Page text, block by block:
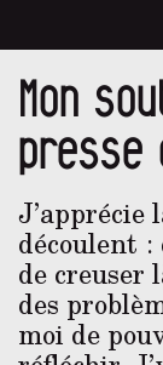
Mon
J’apprécie
découlent :
de creuser
des
moi de